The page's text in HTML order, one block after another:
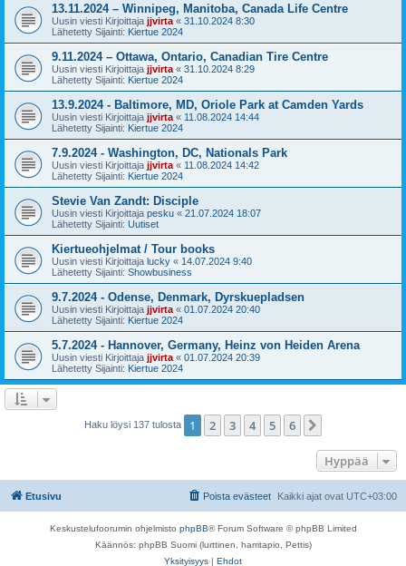
13.11.2024 – Winnipeg, Manitoba, Canada Life Centre
Uusin viesti Kirjoittaja jjvirta « 31.10.2024 8:30
Lähetetty Sijainti: Kiertue 2024
9.11.2024 – Ottawa, Ontario, Canadian Tire Centre
Uusin viesti Kirjoittaja jjvirta « 31.10.2024 8:29
Lähetetty Sijainti: Kiertue 2024
13.9.2024 - Baltimore, MD, Oriole Park at Camden Yards
Uusin viesti Kirjoittaja jjvirta « 11.08.2024 14:44
Lähetetty Sijainti: Kiertue 2024
7.9.2024 - Washington, DC, Nationals Park
Uusin viesti Kirjoittaja jjvirta « 11.08.2024 14:42
Lähetetty Sijainti: Kiertue 2024
Stevie Van Zandt: Disciple
Uusin viesti Kirjoittaja pesku « 21.07.2024 18:07
Lähetetty Sijainti: Uutiset
Kiertueohjelmat / Tour books
Uusin viesti Kirjoittaja lucky « 14.07.2024 9:40
Lähetetty Sijainti: Showbusiness
9.7.2024 - Odense, Denmark, Dyrskuepladsen
Uusin viesti Kirjoittaja jjvirta « 01.07.2024 20:40
Lähetetty Sijainti: Kiertue 2024
5.7.2024 - Hannover, Germany, Heinz von Heiden Arena
Uusin viesti Kirjoittaja jjvirta « 01.07.2024 20:39
Lähetetty Sijainti: Kiertue 2024
Haku löysi 137 tulosta 1 2 3 4 5 6
Hyppää
Etusivu Kaikki ajat ovat UTC+03:00
Poista evästeet
Keskustelufoorumin ohjelmisto phpBB® Forum Software © phpBB Limited
Käännös: phpBB Suomi (lurttinen, harritapio, Pettis)
Yksityisyys | Ehdot